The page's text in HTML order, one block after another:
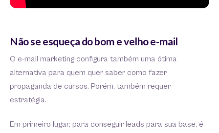
Não se esqueça do bom e velho e-mail
O e-mail marketing configura também uma ótima
alternativa para quem quer saber como fazer
propaganda de cursos. Porém, também requer
estratégia.
Em primeiro lugar, para conseguir leads para sua base, é